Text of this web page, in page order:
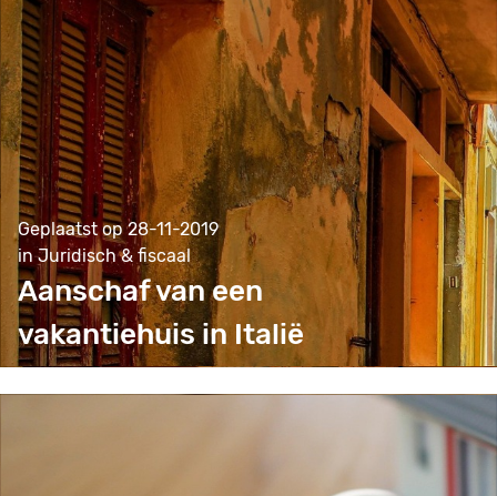
Geplaatst op 28-11-2019
in Juridisch & fiscaal
Aanschaf van een
vakantiehuis in Italië